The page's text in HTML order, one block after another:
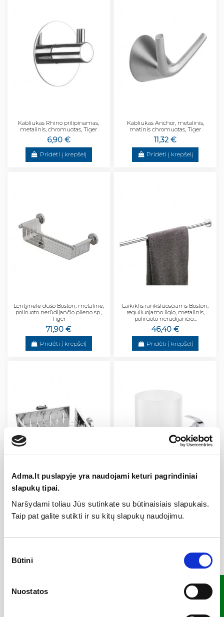
Adma.lt puslapyje yra naudojami keturi pagrindiniai
slapukų tipai.
Naršydami toliau Jūs sutinkate su būtinaisiais slapukais.
Taip pat galite sutikti ir su kitų slapukų naudojimu.
pasirinkimas
Būtini
Nuostatos
Kabliukas Rhino prilipinamas,
metalinis, chromuotas, Tiger
6,90 €
Pridėti į krepšelį
Kabliukas Anchor, metalinis,
matinis chromuotas, Tiger
11,32 €
Pridėti į krepšelį
Lentynėlė dušo Boston, metalinė,
poliruoto nerūdijančio plieno sp.,
Tiger
71,90 €
Pridėti į krepšelį
Laikiklis rankšluosčiams Boston,
reguliuojamo ilgio, metalinis,
poliruoto nerūdijančio...
46,40 €
Pridėti į krepšelį
L dydžio, metalinė, poliruoto
nerūdijančio plieno sp.,...
79,60 €
stiklas/metalas, chromuotas, Tiger
29,30 €
FILTRAS